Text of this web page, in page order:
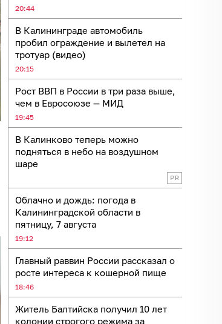
20:44
В Калининграде автомобиль
пробил ограждение и вылетел на
тротуар (видео)
20:15
Рост ВВП в России в три раза выше,
чем в Евросоюзе — МИД
19:45
В Калинково теперь можно
подняться в небо на воздушном
шаре
Облачно и дождь: погода в
Калининградской области в
пятницу, 7 августа
19:12
Главный раввин России рассказал о
росте интереса к кошерной пище
18:46
Житель Балтийска получил 10 лет
колонии строгого режима за